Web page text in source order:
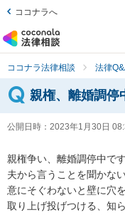
ココナラへ
ココナラ法律相談 法律
親権、離婚調停
公開日時： 2023年1月30日
親権争い、離婚調停中です
夫から言うことを聞かな
意にそぐわないと壁に穴
取り上げ投げつける、知